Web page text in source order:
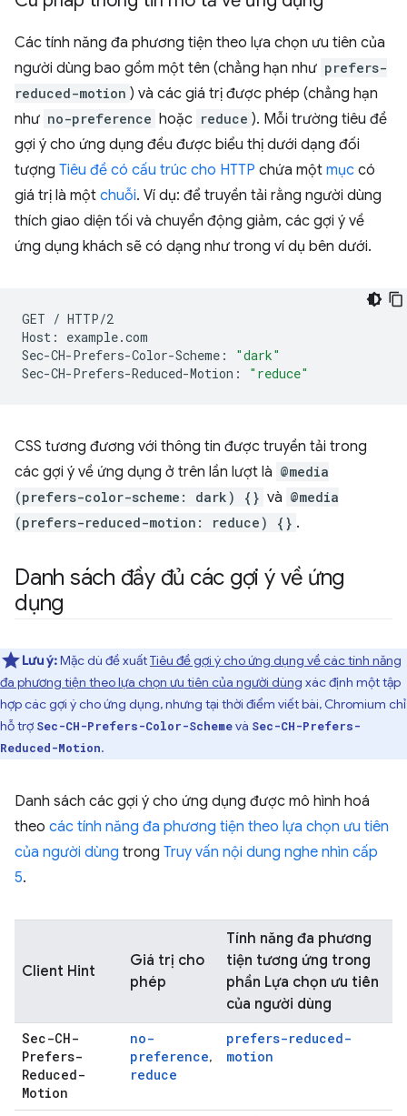
Các tính năng đa phương tiện theo lựa chọn ưu tiên của
người dùng bao gồm một tên (chẳng hạn như prefers-
reduced-motion ) và các giá trị được phép (chẳng hạn
như no-preference hoặc reduce ). Mỗi trường tiêu đề
gợi ý cho ứng dụng đều được biểu thị dưới dạng đối
tượng Tiêu đề có cấu trúc cho HTTP chứa một mục có
giá trị là một chuỗi. Ví dụ: để truyền tải rằng người dùng
thích giao diện tối và chuyển động giảm, các gợi ý về
ứng dụng khách sẽ có dạng như trong ví dụ bên dưới.
GET / HTTP/2
Host:
example.com
Sec-CH-Prefers-Color-Scheme:
"dark"
Sec-CH-Prefers-Reduced-Motion:
"reduce"
CSS tương đương với thông tin được truyền tải trong
các gợi ý về ứng dụng ở trên lần lượt là @media
(prefers-color-scheme: dark) {} và @media
(prefers-reduced-motion: reduce) {} .
Danh sách đầy đủ các gợi ý về ứng
dụng
Lưu ý:Mặc dù đề xuấtTiêu đề gợi ý cho ứng dụng về các tính năng
đa phương tiện theo lựa chọn ưu tiên của người dùng xác định một tập
hợp các gợi ý cho ứng dụng, nhưng tại thời điểm viết bài, Chromium chỉ
hỗ trợ Sec-CH-Prefers-Color-Schemevà Sec-CH-Prefers-
Reduced-Motion.
Danh sách các gợi ý cho ứng dụng được mô hình hoá
theo các tính năng đa phương tiện theo lựa chọn ưu tiên
của người dùng trong Truy vấn nội dung nghe nhìn cấp
5.
Client Hint
Giá trị cho
phép
Tính năng đa phương
tiện tương ứng trong
phần Lựa chọn ưu tiên
của người dùng
Sec-CH-
Prefers-
Reduced-
Motion
no-
preference,
reduce
prefers-reduced-
motion